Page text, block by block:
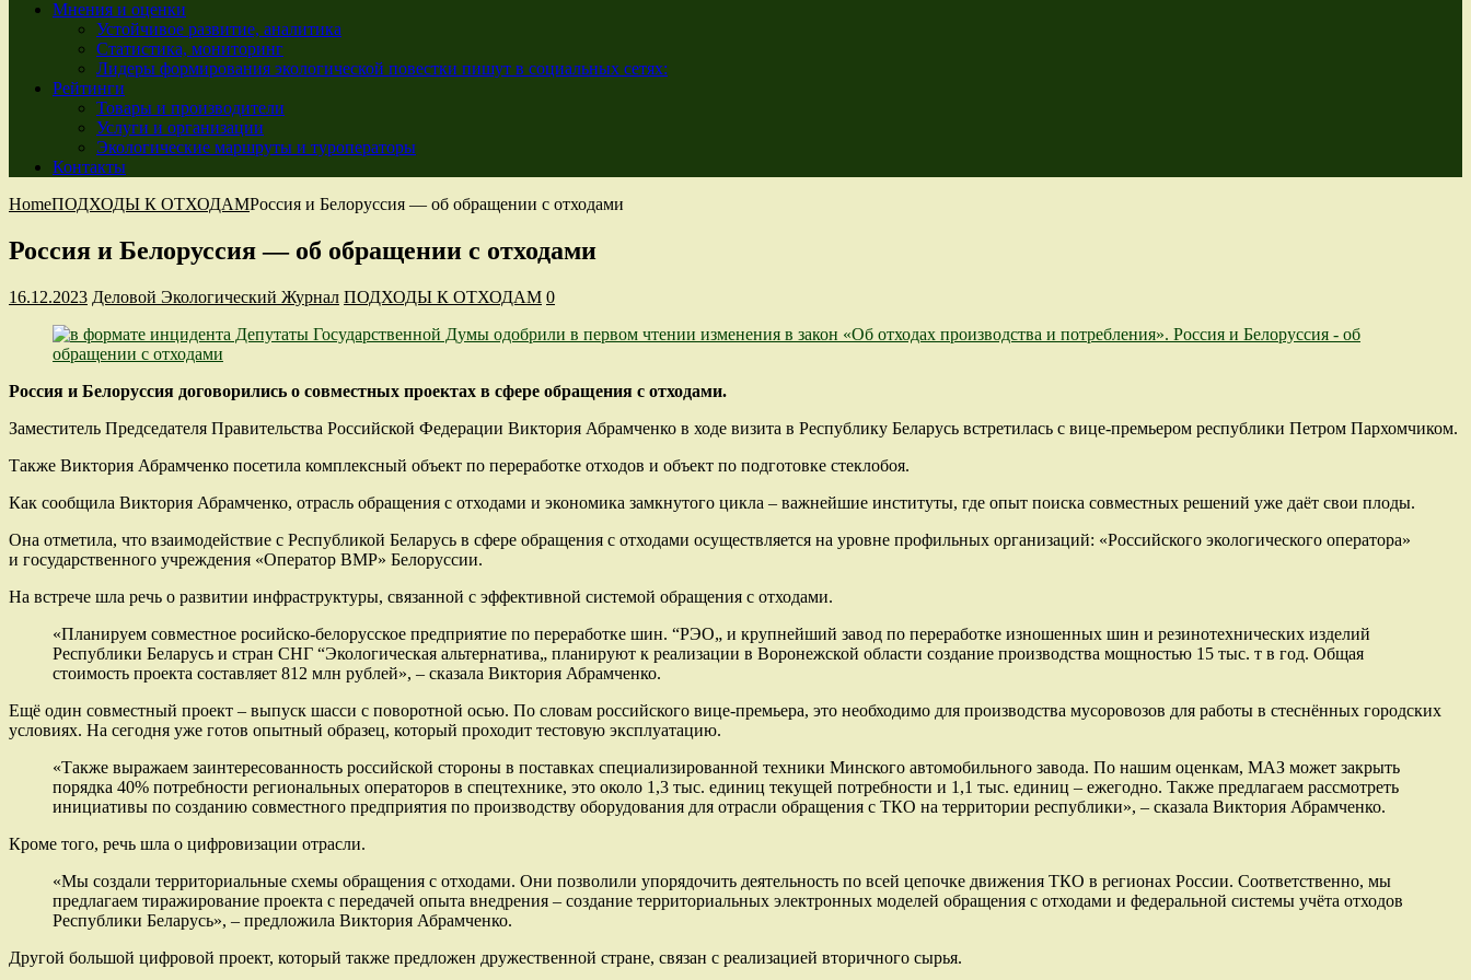
Мнения и оценки
Устойчивое развитие, аналитика
Статистика, мониторинг
Лидеры формирования экологической повестки пишут в социальных сетях:
Рейтинги
Товары и производители
Услуги и организации
Экологические маршруты и туроператоры
Контакты
HomeПОДХОДЫ К ОТХОДАМРоссия и Белоруссия — об обращении с отходами
Россия и Белоруссия — об обращении с отходами
16.12.2023 Деловой Экологический Журнал ПОДХОДЫ К ОТХОДАМ 0
Россия и Белоруссия договорились о совместных проектах в сфере обращения с отходами.
Заместитель Председателя Правительства Российской Федерации Виктория Абрамченко в ходе визита в Республику Беларусь встретилась с вице-премьером республики Петром Пархомчиком.
Также Виктория Абрамченко посетила комплексный объект по переработке отходов и объект по подготовке стеклобоя.
Как сообщила Виктория Абрамченко, отрасль обращения с отходами и экономика замкнутого цикла – важнейшие институты, где опыт поиска совместных решений уже даёт свои плоды.
Она отметила, что взаимодействие с Республикой Беларусь в сфере обращения с отходами осуществляется на уровне профильных организаций: «Российского экологического оператора»
и государственного учреждения «Оператор ВМР» Белоруссии.
На встрече шла речь о развитии инфраструктуры, связанной с эффективной системой обращения с отходами.
«Планируем совместное росийско-белорусское предприятие по переработке шин. “РЭО„ и крупнейший завод по переработке изношенных шин и резинотехнических изделий
Республики Беларусь и стран СНГ “Экологическая альтернатива„ планируют к реализации в Воронежской области создание производства мощностью 15 тыс. т в год. Общая
стоимость проекта составляет 812 млн рублей», – сказала Виктория Абрамченко.
Ещё один совместный проект – выпуск шасси с поворотной осью. По словам российского вице-премьера, это необходимо для производства мусоровозов для работы в стеснённых городских
условиях. На сегодня уже готов опытный образец, который проходит тестовую эксплуатацию.
«Также выражаем заинтересованность российской стороны в поставках специализированной техники Минского автомобильного завода. По нашим оценкам, МАЗ может закрыть
порядка 40% потребности региональных операторов в спецтехнике, это около 1,3 тыс. единиц текущей потребности и 1,1 тыс. единиц – ежегодно. Также предлагаем рассмотреть
инициативы по созданию совместного предприятия по производству оборудования для отрасли обращения с ТКО на территории республики», – сказала Виктория Абрамченко.
Кроме того, речь шла о цифровизации отрасли.
«Мы создали территориальные схемы обращения с отходами. Они позволили упорядочить деятельность по всей цепочке движения ТКО в регионах России. Соответственно, мы
предлагаем тиражирование проекта с передачей опыта внедрения – создание территориальных электронных моделей обращения с отходами и федеральной системы учёта отходов
Республики Беларусь», – предложила Виктория Абрамченко.
Другой большой цифровой проект, который также предложен дружественной стране, связан с реализацией вторичного сырья.